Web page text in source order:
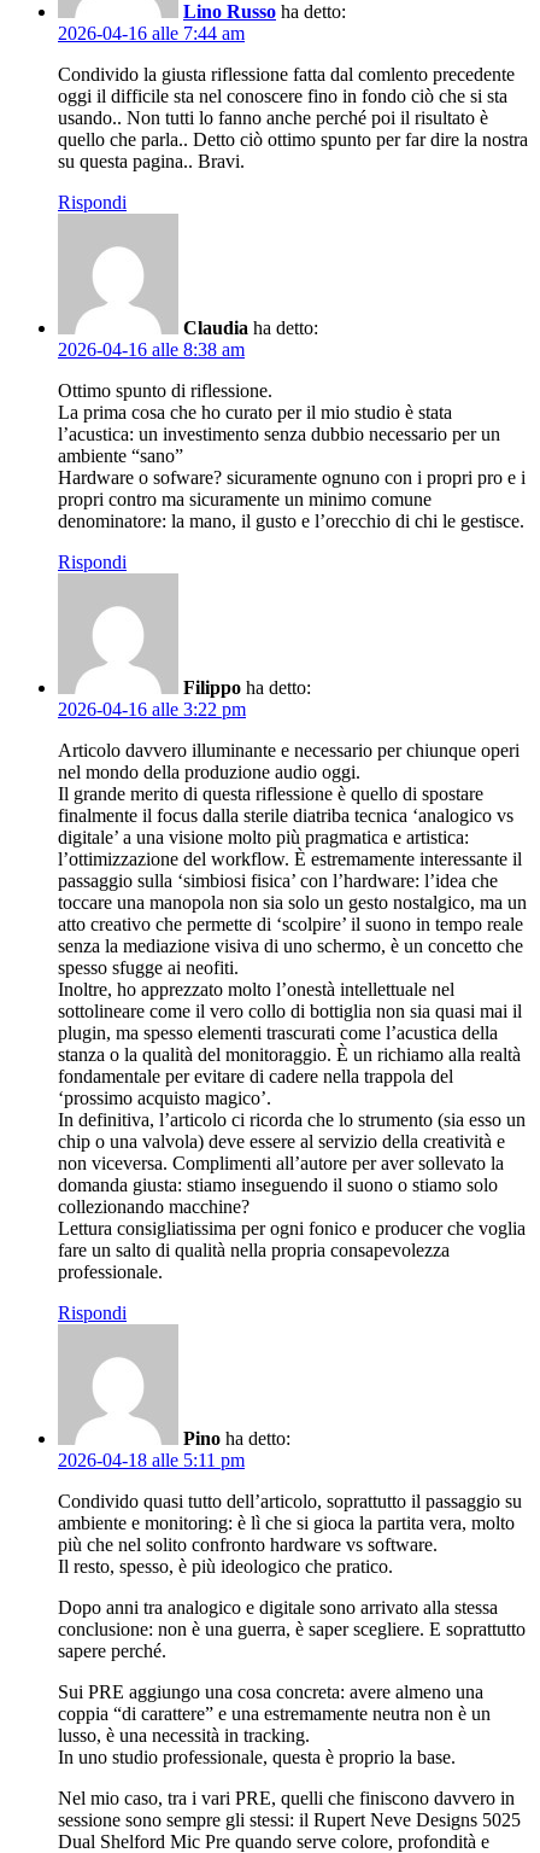
Lino Russo ha detto:
2026-04-16 alle 7:44 am
Condivido la giusta riflessione fatta dal comlento precedente
oggi il difficile sta nel conoscere fino in fondo ciò che si sta
usando.. Non tutti lo fanno anche perché poi il risultato è
quello che parla.. Detto ciò ottimo spunto per far dire la nostra
su questa pagina.. Bravi.
Rispondi
Claudia ha detto:
2026-04-16 alle 8:38 am
Ottimo spunto di riflessione.
La prima cosa che ho curato per il mio studio è stata
l’acustica: un investimento senza dubbio necessario per un
ambiente “sano”
Hardware o sofware? sicuramente ognuno con i propri pro e i
propri contro ma sicuramente un minimo comune
denominatore: la mano, il gusto e l’orecchio di chi le gestisce.
Rispondi
Filippo ha detto:
2026-04-16 alle 3:22 pm
Articolo davvero illuminante e necessario per chiunque operi
nel mondo della produzione audio oggi.
Il grande merito di questa riflessione è quello di spostare
finalmente il focus dalla sterile diatriba tecnica ‘analogico vs
digitale’ a una visione molto più pragmatica e artistica:
l’ottimizzazione del workflow. È estremamente interessante il
passaggio sulla ‘simbiosi fisica’ con l’hardware: l’idea che
toccare una manopola non sia solo un gesto nostalgico, ma un
atto creativo che permette di ‘scolpire’ il suono in tempo reale
senza la mediazione visiva di uno schermo, è un concetto che
spesso sfugge ai neofiti.
Inoltre, ho apprezzato molto l’onestà intellettuale nel
sottolineare come il vero collo di bottiglia non sia quasi mai il
plugin, ma spesso elementi trascurati come l’acustica della
stanza o la qualità del monitoraggio. È un richiamo alla realtà
fondamentale per evitare di cadere nella trappola del
‘prossimo acquisto magico’.
In definitiva, l’articolo ci ricorda che lo strumento (sia esso un
chip o una valvola) deve essere al servizio della creatività e
non viceversa. Complimenti all’autore per aver sollevato la
domanda giusta: stiamo inseguendo il suono o stiamo solo
collezionando macchine?
Lettura consigliatissima per ogni fonico e producer che voglia
fare un salto di qualità nella propria consapevolezza
professionale.
Rispondi
Pino ha detto:
2026-04-18 alle 5:11 pm
Condivido quasi tutto dell’articolo, soprattutto il passaggio su
ambiente e monitoring: è lì che si gioca la partita vera, molto
più che nel solito confronto hardware vs software.
Il resto, spesso, è più ideologico che pratico.
Dopo anni tra analogico e digitale sono arrivato alla stessa
conclusione: non è una guerra, è saper scegliere. E soprattutto
sapere perché.
Sui PRE aggiungo una cosa concreta: avere almeno una
coppia “di carattere” e una estremamente neutra non è un
lusso, è una necessità in tracking.
In uno studio professionale, questa è proprio la base.
Nel mio caso, tra i vari PRE, quelli che finiscono davvero in
sessione sono sempre gli stessi: il Rupert Neve Designs 5025
Dual Shelford Mic Pre quando serve colore, profondità e